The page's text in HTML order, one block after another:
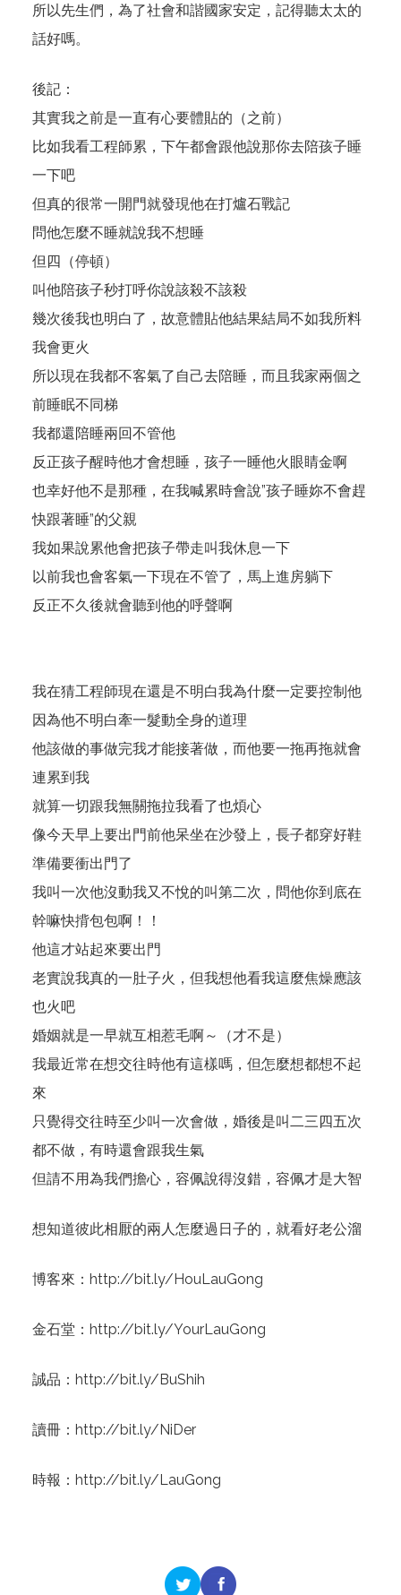
所以先生們，為了社會和諧國家安定，記得聽太太的
話好嗎。
後記：
其實我之前是一直有心要體貼的（之前）
比如我看工程師累，下午都會跟他說那你去陪孩子睡
一下吧
但真的很常一開門就發現他在打爐石戰記
問他怎麼不睡就說我不想睡
但四（停頓）
叫他陪孩子秒打呼你說該殺不該殺
幾次後我也明白了，故意體貼他結果結局不如我所料
我會更火
所以現在我都不客氣了自己去陪睡，而且我家兩個之
前睡眠不同梯
我都還陪睡兩回不管他
反正孩子醒時他才會想睡，孩子一睡他火眼睛金啊
也幸好他不是那種，在我喊累時會說”孩子睡妳不會趕
快跟著睡”的父親
我如果說累他會把孩子帶走叫我休息一下
以前我也會客氣一下現在不管了，馬上進房躺下
反正不久後就會聽到他的呼聲啊
我在猜工程師現在還是不明白我為什麼一定要控制他
因為他不明白牽一髮動全身的道理
他該做的事做完我才能接著做，而他要一拖再拖就會
連累到我
就算一切跟我無關拖拉我看了也煩心
像今天早上要出門前他呆坐在沙發上，長子都穿好鞋
準備要衝出門了
我叫一次他沒動我又不悅的叫第二次，問他你到底在
幹嘛快揹包包啊！！
他這才站起來要出門
老實說我真的一肚子火，但我想他看我這麼焦燥應該
也火吧
婚姻就是一早就互相惹毛啊～（才不是）
我最近常在想交往時他有這樣嗎，但怎麼想都想不起
來
只覺得交往時至少叫一次會做，婚後是叫二三四五次
都不做，有時還會跟我生氣
但請不用為我們擔心，容佩說得沒錯，容佩才是大智
想知道彼此相厭的兩人怎麼過日子的，就看好老公溜
博客來： http://bit.ly/HouLauGong
金石堂： http://bit.ly/YourLauGong
誠品： http://bit.ly/BuShih
讀冊： http://bit.ly/NiDer
時報： http://bit.ly/LauGong